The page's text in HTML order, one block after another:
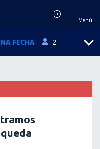
Menú
FECHA 2